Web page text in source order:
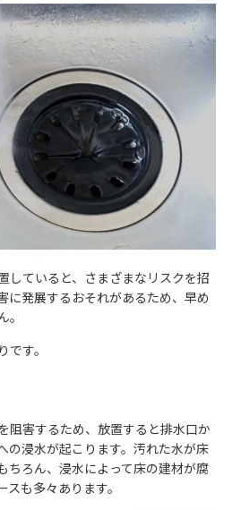
していると、さまざまなリスクを招
に発展するおそれがあるため、早め
す。
阻害するため、放置すると排水口か
の浸水が起こります。汚れた水が床
ちろん、浸水によって床の建材が腐
も多々あります。